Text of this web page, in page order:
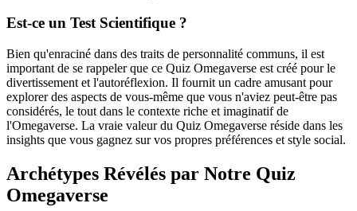
Est-ce un Test Scientifique ?
Bien qu'enraciné dans des traits de personnalité communs, il est
important de se rappeler que ce Quiz Omegaverse est créé pour le
divertissement et l'autoréflexion. Il fournit un cadre amusant pour
explorer des aspects de vous-même que vous n'aviez peut-être pas
considérés, le tout dans le contexte riche et imaginatif de
l'Omegaverse. La vraie valeur du Quiz Omegaverse réside dans les
insights que vous gagnez sur vos propres préférences et style social.
Archétypes Révélés par Notre Quiz
Omegaverse